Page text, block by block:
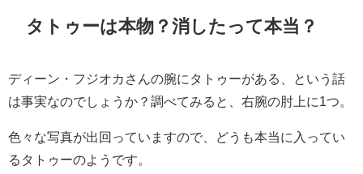
タトゥーは本物？消したって本当？
ディーン・フジオカさんの腕にタトゥーがある、という話
は事実なのでしょうか？調べてみると、右腕の肘上に1つ。
色々な写真が出回っていますので、どうも本当に入ってい
るタトゥーのようです。